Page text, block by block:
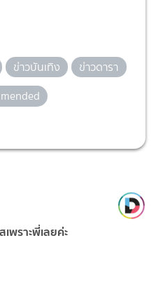
ข่าวบันเทิง
ข่าวดารา
พราะพี่เลยค่ะ